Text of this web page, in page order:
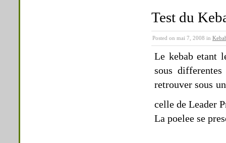
Test du
Posted on mai 7, 2008 in
Le kebab etant
sous
retrouver sous
celle de Leader
La poelee se